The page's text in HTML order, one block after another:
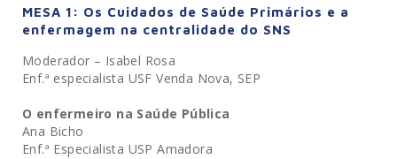
MESA 1: Os Cuidados de Saúde Primários e a
enfermagem na centralidade do SNS
Moderador – Isabel Rosa
Enf.ª especialista USF Venda Nova, SEP
O enfermeiro na Saúde Pública
Ana Bicho
Enf.ª Especialista USP Amadora